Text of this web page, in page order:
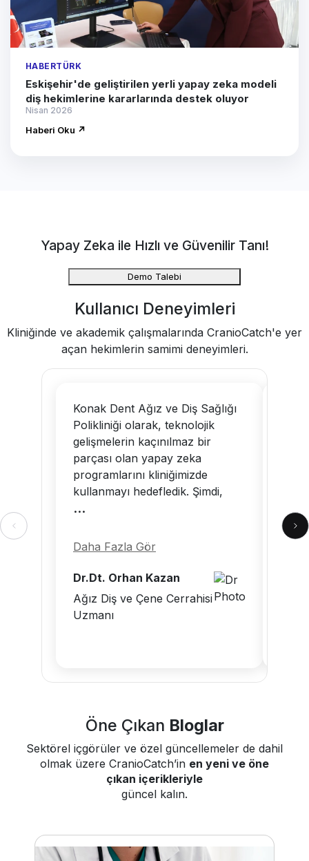
HABERTÜRK
Eskişehir'de geliştirilen yerli yapay zeka modeli
diş hekimlerine kararlarında destek oluyor
Nisan 2026
Haberi Oku ↗
Yapay Zeka ile Hızlı ve Güvenilir Tanı!
Demo Talebi
Kullanıcı Deneyimleri
Kliniğinde ve akademik çalışmalarında CranioCatch'e yer
açan hekimlerin samimi deneyimleri.
Konak Dent Ağız ve Diş Sağlığı
Polikliniği olarak, teknolojik
gelişmelerin kaçınılmaz bir
parçası olan yapay zeka
programlarını kliniğimizde
kullanmayı hedefledik. Şimdi,
...
Daha Fazla Gör
Dr.Dt. Orhan Kazan
Ağız Diş ve Çene Cerrahisi
Uzmanı
...
Öne Çıkan Bloglar
Sektörel içgörüler ve özel güncellemeler de dahil
olmak üzere CranioCatch’in en yeni ve öne
çıkan içerikleriyle
güncel kalın.